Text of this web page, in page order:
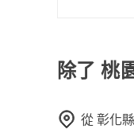
除了 桃
從彰化縣